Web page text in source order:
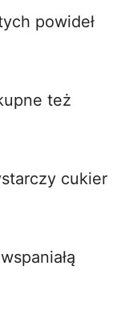
powideł
też
cukier